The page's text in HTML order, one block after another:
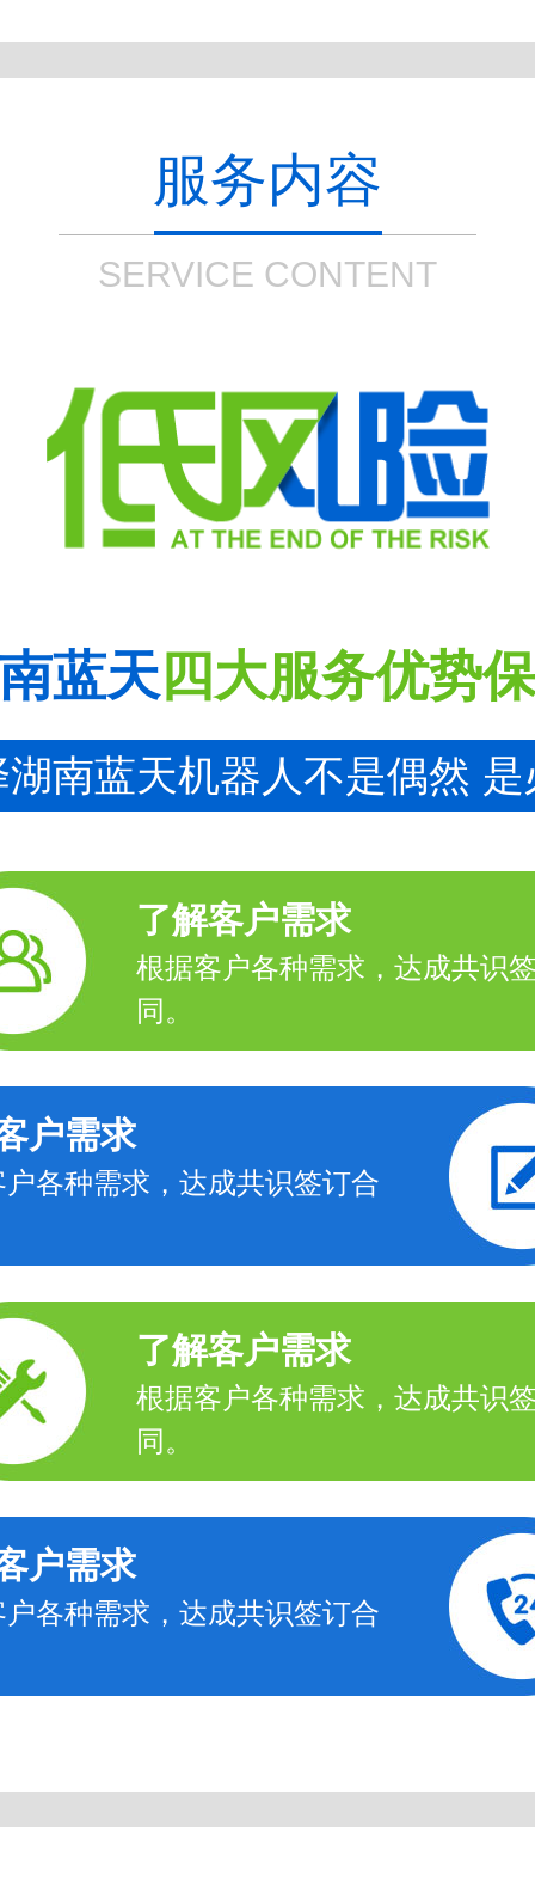
服务内容
SERVICE CONTENT
蓝天 四大服务优势
湖南蓝天机器人不是偶然 是
了解客户需求
根据客户各种需求，达成共识
同。
户需求
各种需求，达成共识签订合
了解客户需求
根据客户各种需求，达成共识
同。
户需求
各种需求，达成共识签订合